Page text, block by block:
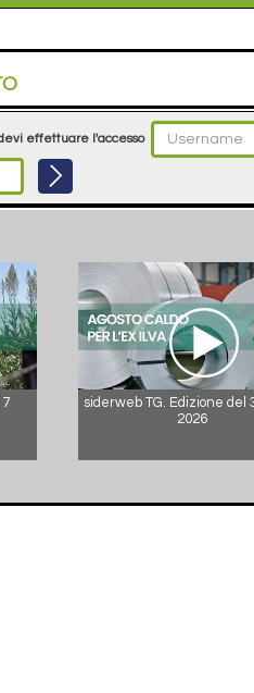
effettuare l'accesso
siderweb TG. Edizione del
2026